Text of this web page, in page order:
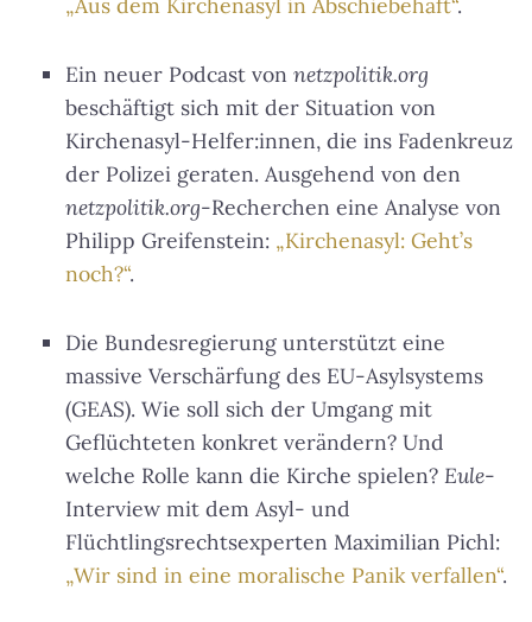
Ein neuer Podcast von netzpolitik.org
beschäftigt sich mit der Situation von
Kirchenasyl-Helfer:innen, die ins Fadenkreuz
der Polizei geraten. Ausgehend von den
netzpolitik.org-Recherchen eine Analyse von
Philipp Greifenstein: „Kirchenasyl: Geht’s
noch?“.
Die Bundesregierung unterstützt eine
massive Verschärfung des EU-Asylsystems
(GEAS). Wie soll sich der Umgang mit
Geflüchteten konkret verändern? Und
welche Rolle kann die Kirche spielen? Eule-
Interview mit dem Asyl- und
Flüchtlingsrechtsexperten Maximilian Pichl:
„Wir sind in eine moralische Panik verfallen“.